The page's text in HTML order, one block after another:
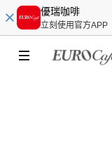
優瑞咖啡
立刻使用官方APP